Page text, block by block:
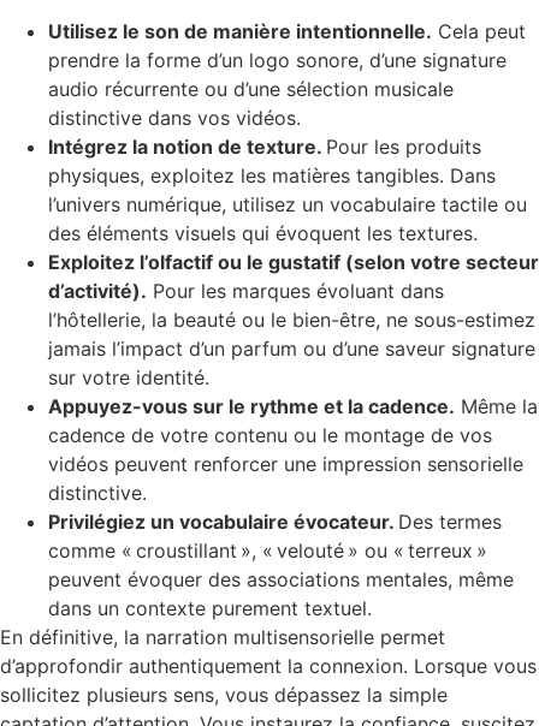
Utilisez le son de manière intentionnelle. Cela peut
prendre la forme d’un logo sonore, d’une signature
audio récurrente ou d’une sélection musicale
distinctive dans vos vidéos.
Intégrez la notion de texture. Pour les produits
physiques, exploitez les matières tangibles. Dans
l’univers numérique, utilisez un vocabulaire tactile ou
des éléments visuels qui évoquent les textures.
Exploitez l’olfactif ou le gustatif (selon votre secteur
d’activité). Pour les marques évoluant dans
l’hôtellerie, la beauté ou le bien-être, ne sous-estimez
jamais l’impact d’un parfum ou d’une saveur signature
sur votre identité.
Appuyez-vous sur le rythme et la cadence. Même la
cadence de votre contenu ou le montage de vos
vidéos peuvent renforcer une impression sensorielle
distinctive.
Privilégiez un vocabulaire évocateur. Des termes
comme « croustillant », « velouté » ou « terreux »
peuvent évoquer des associations mentales, même
dans un contexte purement textuel.
En définitive, la narration multisensorielle permet
d’approfondir authentiquement la connexion. Lorsque vous
sollicitez plusieurs sens, vous dépassez la simple